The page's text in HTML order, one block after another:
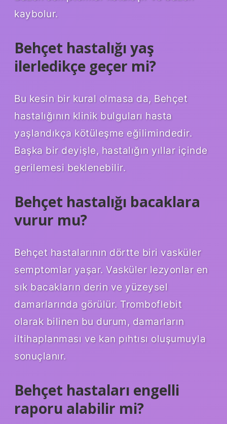
kaybolur.
Behçet hastalığı yaş
ilerledikçe geçer mi?
Bu kesin bir kural olmasa da, Behçet
hastalığının klinik bulguları hasta
yaşlandıkça kötüleşme eğilimindedir.
Başka bir deyişle, hastalığın yıllar içinde
gerilemesi beklenebilir.
Behçet hastalığı bacaklara
vurur mu?
Behçet hastalarının dörtte biri vasküler
semptomlar yaşar. Vasküler lezyonlar en
sık bacakların derin ve yüzeysel
damarlarında görülür. Tromboflebit
olarak bilinen bu durum, damarların
iltihaplanması ve kan pıhtısı oluşumuyla
sonuçlanır.
Behçet hastaları engelli
raporu alabilir mi?